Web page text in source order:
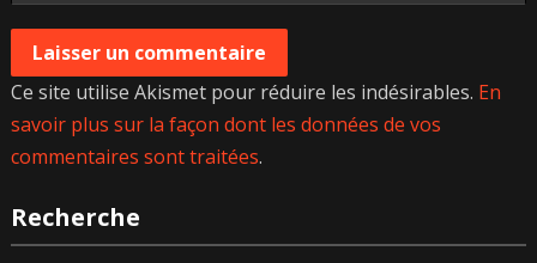
Ce site utilise Akismet pour réduire les indésirables. En
savoir plus sur la façon dont les données de vos
commentaires sont traitées.
Recherche